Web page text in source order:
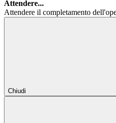
Attendere...
Attendere il completamento
Chiudi